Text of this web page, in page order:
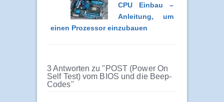
CPU Einbau –
Anleitung, um
einen Prozessor einzubauen
3 Antworten zu "POST (Power On
Self Test) vom BIOS und die Beep-
Codes"